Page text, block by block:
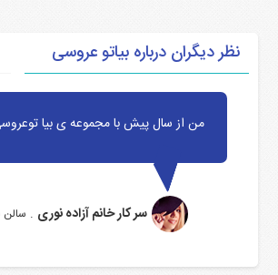
نظر دیگران درباره بیاتو عروسی
من از سال پیش با مجموعه ی بیا
سر کار خانم آزاده نوری . سالن